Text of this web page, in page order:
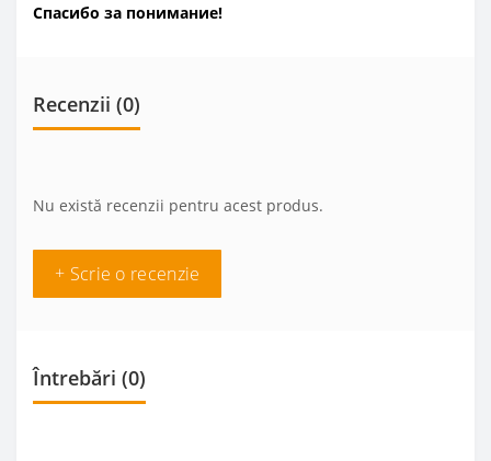
Спасибо за понимание!
Recenzii (0)
Nu există recenzii pentru acest produs.
+ Scrie o recenzie
Întrebări (0)